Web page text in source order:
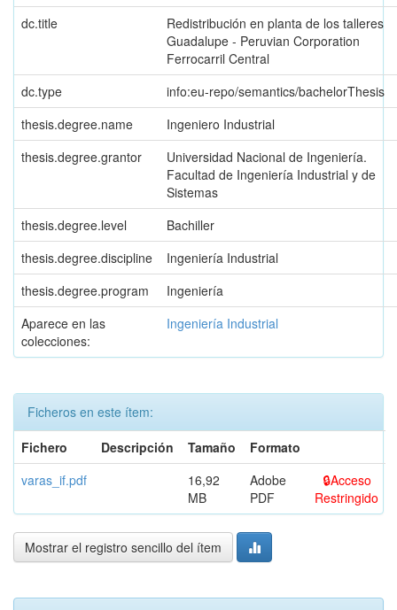
dc.title
Redistribución en planta de los talleres
Guadalupe - Peruvian Corporation
Ferrocarril Central
dc.type
info:eu-repo/semantics/bachelorThesis
thesis.degree.name
Ingeniero Industrial
thesis.degree.grantor
Universidad Nacional de Ingeniería.
Facultad de Ingeniería Industrial y de
Sistemas
thesis.degree.level
Bachiller
thesis.degree.discipline
Ingeniería Industrial
thesis.degree.program
Ingeniería
Aparece en las
colecciones:
Ingeniería Industrial
Ficheros en este ítem:
Fichero
Descripción Tamaño
Formato
varas_if.pdf
16,92
MB
Adobe
PDF
Acceso
Restringido
Mostrar el registro sencillo del ítem